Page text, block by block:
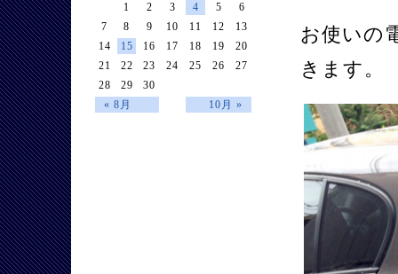
« 8月 10月 »
1 2 3 4 5
6
7
8 9 10 11 12
13
14
15 16 17 18 19
20
21
22 23 24 25 26
27
28
29 30
お使いの
きます。